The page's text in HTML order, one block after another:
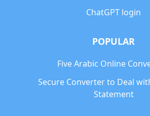
ChatGPT login
POPULAR
Five Arabic Online
Secure Converter to Deal
Statement